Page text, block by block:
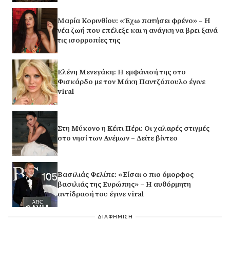
Μαρία Κορινθίου: «Έχω πατήσει φρένο» – Η
νέα ζωή που επέλεξε και η ανάγκη να βρει ξανά
τις ισορροπίες της
Ελένη Μενεγάκη: Η εμφάνισή της στο
Φισκάρδο με τον Μάκη Παντζόπουλο έγινε
viral
Στη Μύκονο η Κέιτι Πέρι: Οι χαλαρές στιγμές
στο νησί των Ανέμων – Δείτε βίντεο
Βασιλιάς Φελίπε: «Είσαι ο πιο όμορφος
βασιλιάς της Ευρώπης» – Η αυθόρμητη
αντίδρασή του έγινε viral
ΔΙΑΦΗΜΙΣΗ